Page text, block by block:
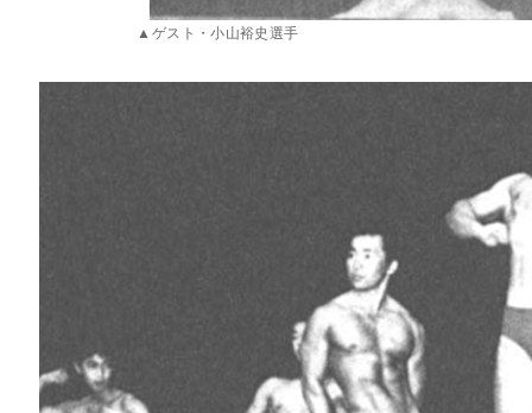
▲ゲスト・小山裕史選手